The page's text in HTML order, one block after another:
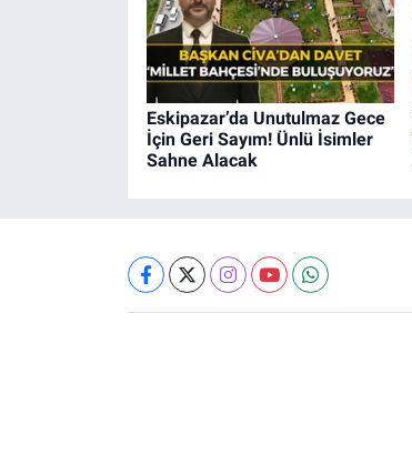
Eskipazar’da Unutulmaz Gece
İçin Geri Sayım! Ünlü İsimler
Sahne Alacak